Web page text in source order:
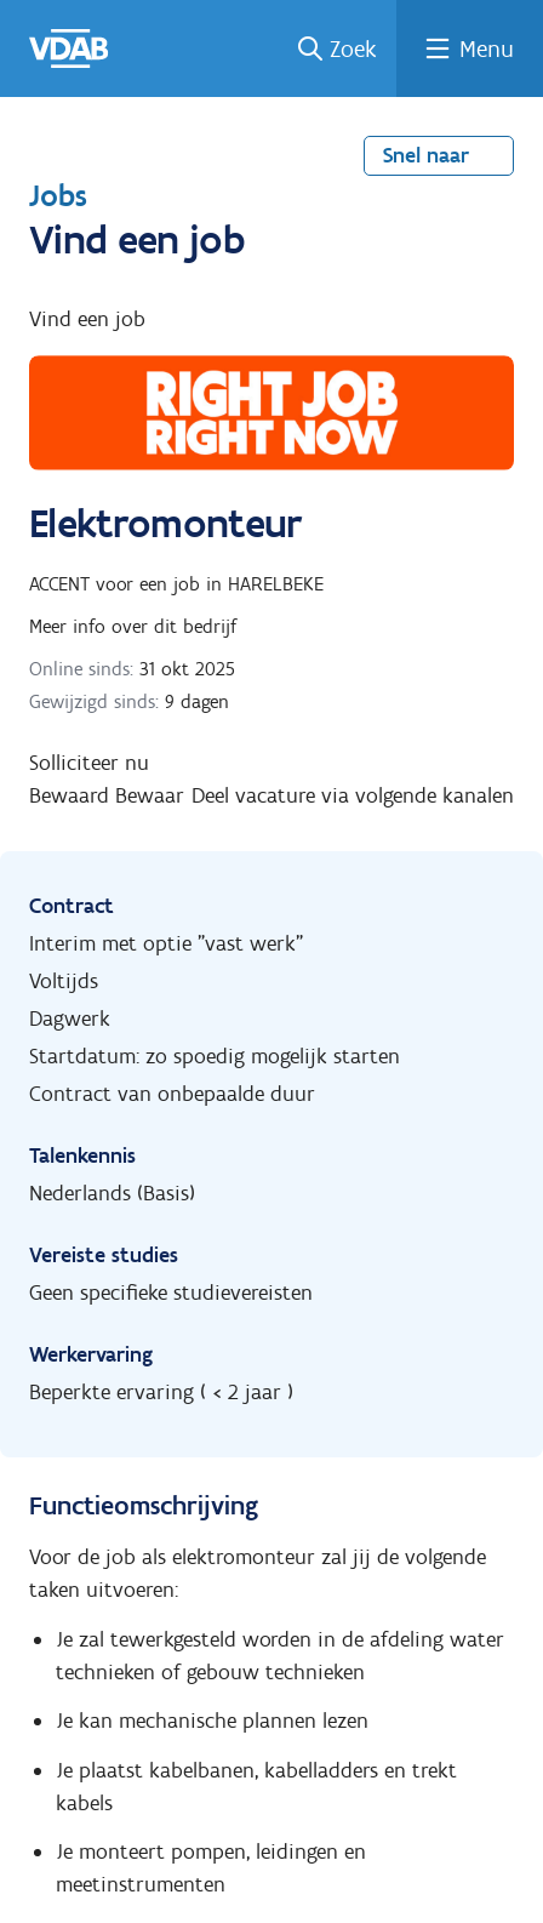
naar
een
een
job
naar
Zoek Menu
Snel naar
T
e
u
g
a
r
Jobs
Vind een job
Vind een job
Elektromonteur
ACCENT voor een job in HARELBEKE
Meer info over dit bedrijf
Online sinds: 31 okt 2025
Gewijzigd sinds: 9 dagen
Solliciteer nu
Bewaard Bewaar Deel vacature via volgende kanalen
Contract
Interim met optie "vast werk"
Voltijds
Dagwerk
Startdatum: zo spoedig mogelijk starten
Contract van onbepaalde duur
Talenkennis
Nederlands (Basis)
Vereiste studies
Geen specifieke studievereisten
Werkervaring
Beperkte ervaring ( < 2 jaar )
Functieomschrijving
Voor de job als elektromonteur zal jij de volgende
taken uitvoeren:
Je zal tewerkgesteld worden in de afdeling water
technieken of gebouw technieken
Je kan mechanische plannen lezen
Je plaatst kabelbanen, kabelladders en trekt
kabels
Je monteert pompen, leidingen en
meetinstrumenten